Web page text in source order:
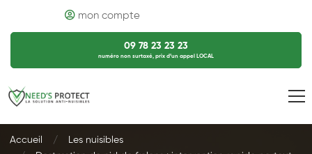
mon compte
09 78 23 23 23
numéro non surtaxé, prix d’un appel LOCAL
Accueil
Les nuisibles